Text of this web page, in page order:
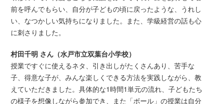
前を呼んでもらい、自分が子どもの頃に戻ったような、うれし
い、なつかしい気持ちになりました。また、学級経営の話も心
に刺さりました。
村田千明 さん（水戸市立双葉台小学校）
授業ですぐに使えるネタ、引き出しがたくさんあり、苦手な
子、得意な子が、みんな楽しくできる方法を実践しながら、教
えていただきました。具体的な1時間1単元の流れ、子どもたち
の様子を想像しながら参加でき、また「ボール」の授業は自分